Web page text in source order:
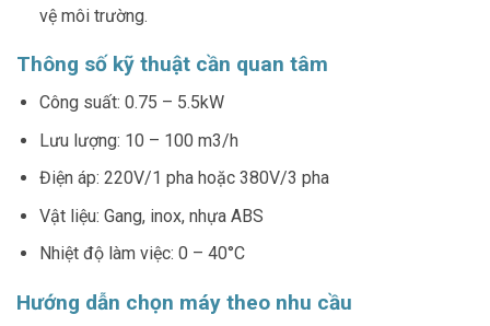
vệ môi trường.
Thông số kỹ thuật cần quan tâm
Công suất: 0.75 – 5.5kW
Lưu lượng: 10 – 100 m3/h
Điện áp: 220V/1 pha hoặc 380V/3 pha
Vật liệu: Gang, inox, nhựa ABS
Nhiệt độ làm việc: 0 – 40°C
Hướng dẫn chọn máy theo nhu cầu